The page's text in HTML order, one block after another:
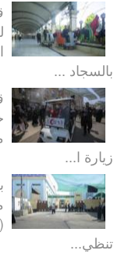
بالسجاد ...
زيارة ا...
تنظي...